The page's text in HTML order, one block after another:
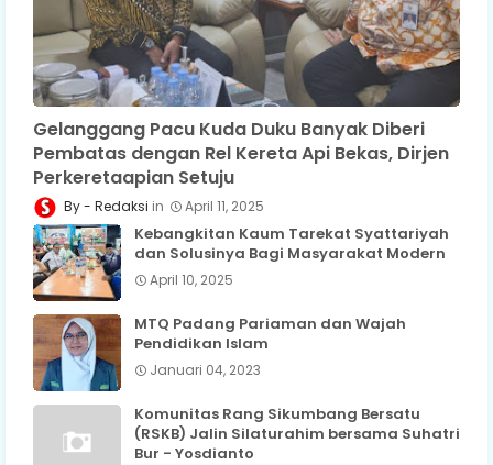
Gelanggang Pacu Kuda Duku Banyak Diberi
Pembatas dengan Rel Kereta Api Bekas, Dirjen
Perkeretaapian Setuju
Redaksi April 11, 2025
Kebangkitan Kaum Tarekat Syattariyah
dan Solusinya Bagi Masyarakat Modern
April 10, 2025
MTQ Padang Pariaman dan Wajah
Pendidikan Islam
Januari 04, 2023
Komunitas Rang Sikumbang Bersatu
(RSKB) Jalin Silaturahim bersama Suhatri
Bur - Yosdianto